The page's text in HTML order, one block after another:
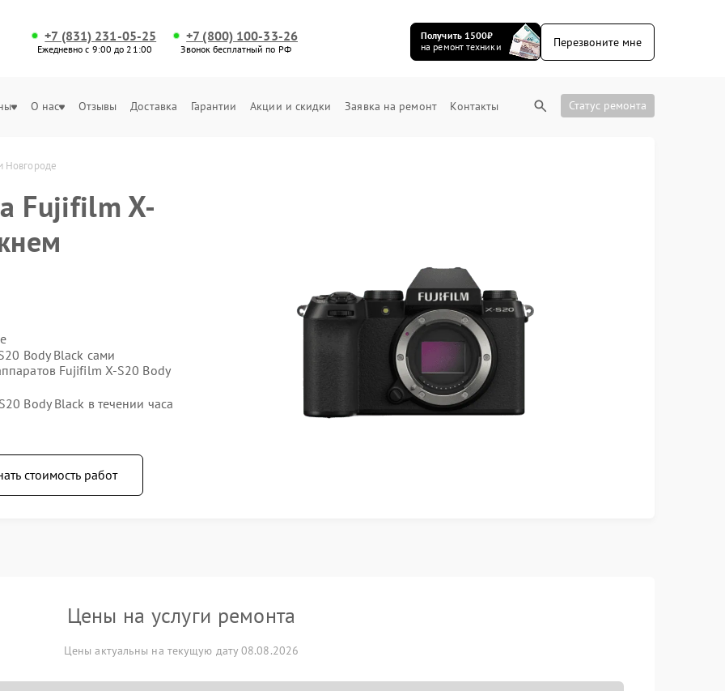
+7 (831) 231-05-25
Ежедневно с 9:00 до 21:00
+7 (800) 100-33-26
Звонок бесплатный по РФ
Получить 1500₽
на ремонт техники
Перезвоните мне
О нас Отзывы Доставка Гарантии Акции и скидки Заявка на ремонт Контакты Статус ремонта
Новгороде
Fujifilm X-
Body Black сами
Fujifilm X-S20 Body
Body Black в течении часа
стоимость работ
Цены на услуги ремонта
Цены актуальны на текущую дату 08.08.2026